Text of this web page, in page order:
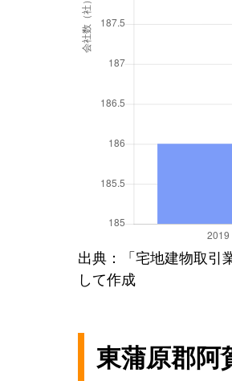
出典：「宅地建物取
して作成
東蒲原郡阿